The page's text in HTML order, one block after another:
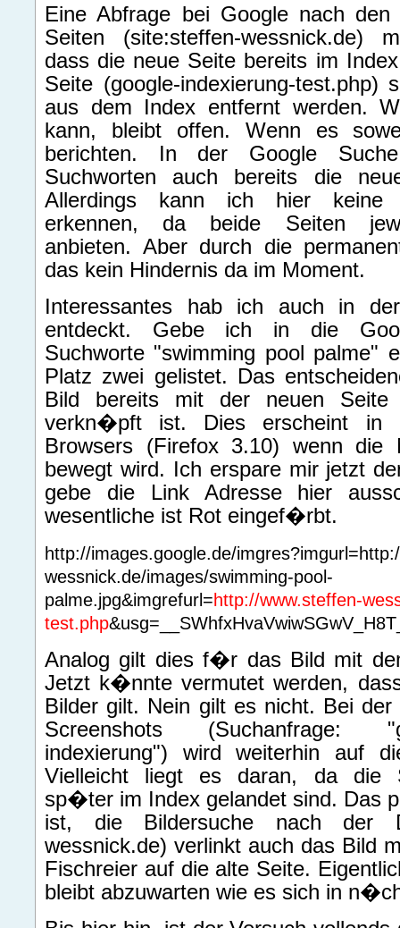
Eine Abfrage bei Google nach
Seiten (site:steffen-wessnick.de)
dass die neue Seite bereits im
Seite (google-indexierung-test.php)
aus dem Index entfernt werden.
kann, bleibt offen. Wenn es
berichten. In der Google
Suchworten auch bereits die
Allerdings kann ich hier keine
erkennen, da beide Seiten
anbieten. Aber durch die
das kein Hindernis da im Moment.
Interessantes hab ich auch in
entdeckt. Gebe ich in die
Suchworte "swimming pool palme"
Platz zwei gelistet. Das
Bild bereits mit der neuen Seite
verkn�pft ist. Dies erscheint in
Browsers (Firefox 3.10) wenn
bewegt wird. Ich erspare mir jetzt
gebe die Link Adresse hier
wesentliche ist Rot eingef�rbt.
http://images.google.de/
wessnick.de/images/swimming-pool-
palme.jpg&imgrefurl=http://www.steffen-
test.php
Analog gilt dies f�r das Bild mit
Jetzt k�nnte vermutet werden,
Bilder gilt. Nein gilt es nicht. Bei der
Screenshots (Suchanfrage:
indexierung") wird weiterhin auf
Vielleicht liegt es daran, da die
sp�ter im Index gelandet sind. Das
ist, die Bildersuche nach der
wessnick.de) verlinkt auch das Bild
Fischreier auf die alte Seite.
bleibt abzuwarten wie es sich in